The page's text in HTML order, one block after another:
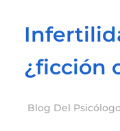
¿ficción
Blog Del